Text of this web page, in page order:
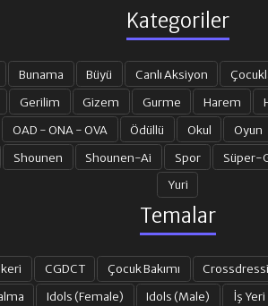
Kategoriler
Bunama Büyü Canlı Aksiyon
Gerilim Gizem Gurme Harem
OAD - ONA - OVA Ödüllü Okul Oyun
Shounen Shounen-Ai Spor Süper-
Yuri
Temalar
CGDCT Çocuk Bakımı
Idols (Female) Idols (Male) İş Yeri